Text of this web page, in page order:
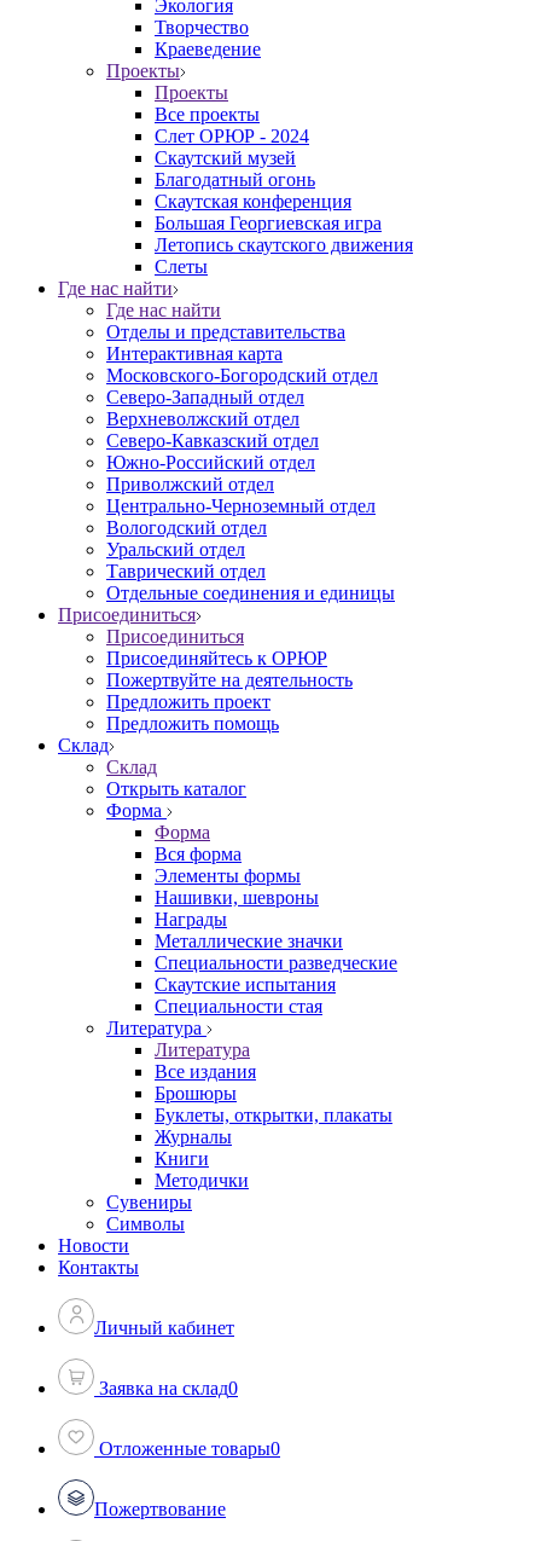
Экология
Творчество
Краеведение
Проекты
Проекты
Все проекты
Слет ОРЮР - 2024
Скаутский музей
Благодатный огонь
Cкаутская конференция
Большая Георгиевская игра
Летопись скаутского движения
Слеты
Где нас найти
Где нас найти
Отделы и представительства
Интерактивная карта
Московского-Богородский отдел
Северо-Западный отдел
Верхневолжский отдел
Северо-Кавказский отдел
Южно-Российский отдел
Приволжский отдел
Центрально-Черноземный отдел
Вологодский отдел
Уральский отдел
Таврический отдел
Отдельные соединения и единицы
Присоединиться
Присоединиться
Присоединяйтесь к ОРЮР
Пожертвуйте на деятельность
Предложить проект
Предложить помощь
Склад
Склад
Открыть каталог
Форма
Форма
Вся форма
Элементы формы
Нашивки, шевроны
Награды
Металлические значки
Специальности разведческие
Скаутские испытания
Специальности стая
Литература
Литература
Все издания
Брошюры
Буклеты, открытки, плакаты
Журналы
Книги
Методички
Сувениры
Символы
Новости
Контакты
Личный кабинет
Заявка на склад0
Отложенные товары0
Пожертвование